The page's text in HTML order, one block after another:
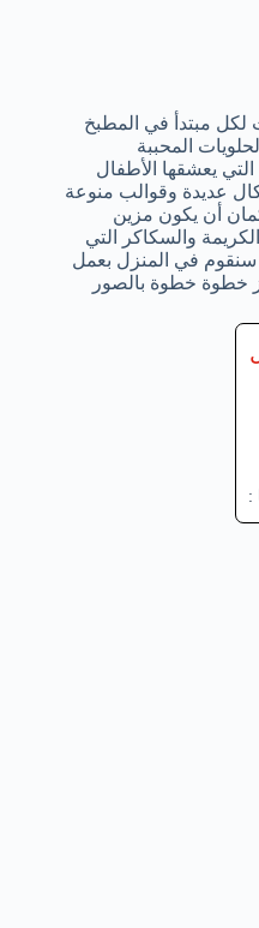
لكل مبتدأ في المطبخ
المحببة
يعشقها الأطفال
عديدة وقوالب منوعة
أن يكون مزين
والسكاكر التي
سنقوم في المنزل بعمل
خطوة خطوة بالصور
: